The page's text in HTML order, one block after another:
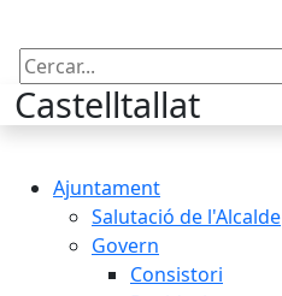
Cercar:
Castelltallat
Ajuntament
Salutació de l'Alcalde
Govern
Consistori